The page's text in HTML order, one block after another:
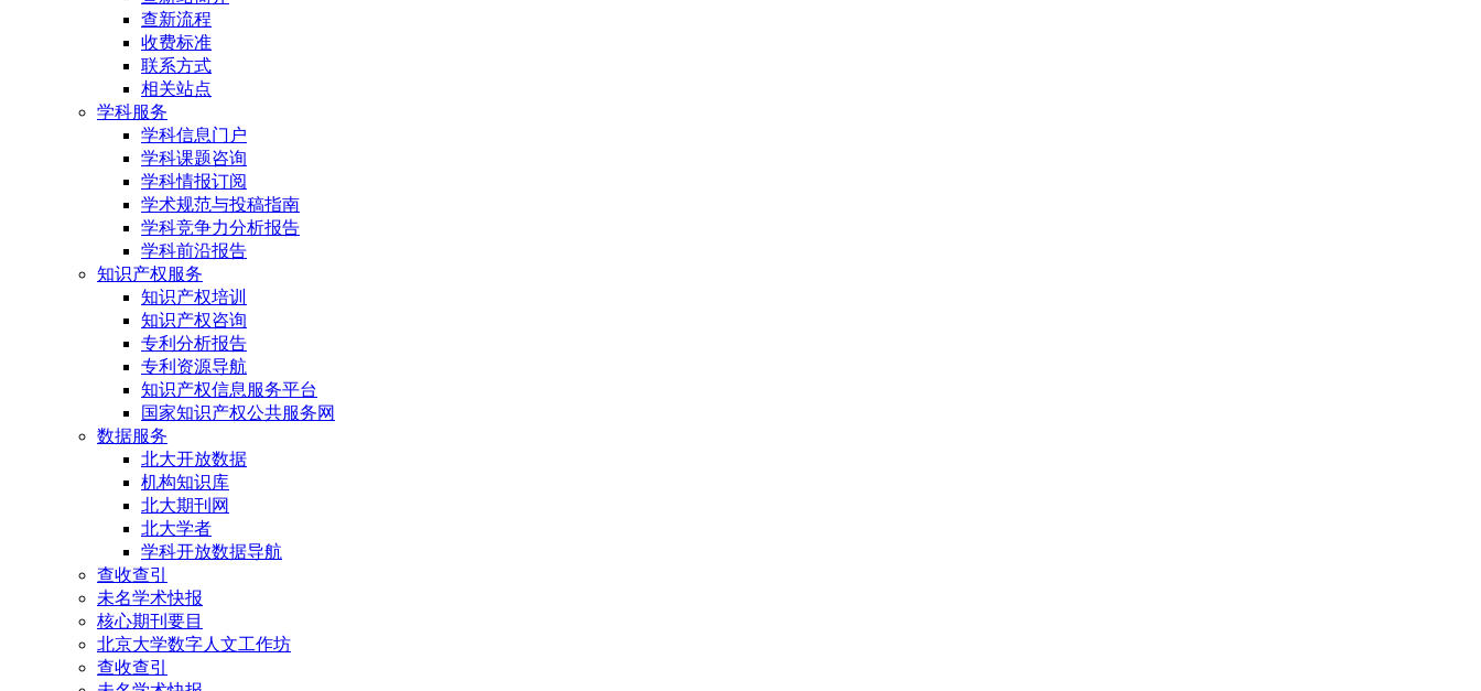
查新流程
收费标准
联系方式
相关站点
学科服务
学科信息门户
学科课题咨询
学科情报订阅
学术规范与投稿指南
学科竞争力分析报告
学科前沿报告
知识产权服务
知识产权培训
知识产权咨询
专利分析报告
专利资源导航
知识产权信息服务平台
国家知识产权公共服务网
数据服务
北大开放数据
机构知识库
北大期刊网
北大学者
学科开放数据导航
查收查引
未名学术快报
核心期刊要目
北京大学数字人文工作坊
查收查引